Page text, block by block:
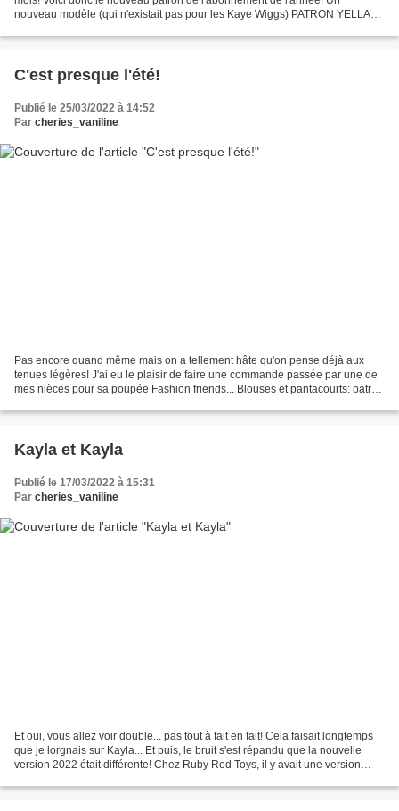
nouveau modèle (qui n'existait pas pour les Kaye Wiggs) PATRON YELLA
C'est presque l'été!
Publié le 25/03/2022 à 14:52
Par cheries_vaniline
Pas encore quand même mais on a tellement hâte qu'on pense déjà aux
tenues légères! J'ai eu le plaisir de faire une commande passée par une de
mes nièces pour sa poupée Fashion friends... Blouses et pantacourts: patron
Kayla et Kayla
Publié le 17/03/2022 à 15:31
Par cheries_vaniline
Et oui, vous allez voir double... pas tout à fait en fait! Cela faisait longtemps
que je lorgnais sur Kayla... Et puis, le bruit s'est répandu que la nouvelle
version 2022 était différente! Chez Ruby Red Toys, il y avait une version